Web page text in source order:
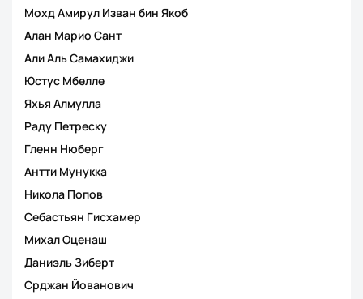
Мохд Амирул Изван бин Якоб
Алан Марио Сант
Али Аль Самахиджи
Юстус Мбелле
Яхья Алмулла
Раду Петреску
Гленн Нюберг
Антти Мунукка
Никола Попов
Себастьян Гисхамер
Михал Оценаш
Даниэль Зиберт
Срджан Йованович